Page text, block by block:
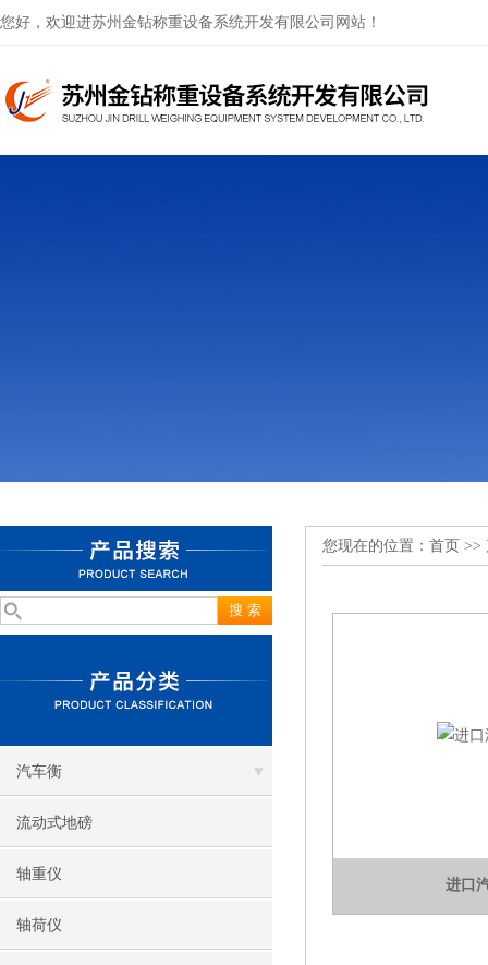
您好，欢迎进苏州金钻称重设备系统开发有限公司网站！
汽车衡
流动式地磅
轴重仪
轴荷仪
您现在的位置： 首页 >>
进口